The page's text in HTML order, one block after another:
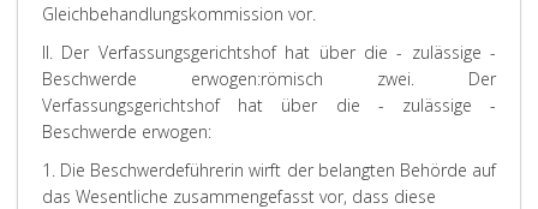
Gleichbehandlungskommission vor.
II. Der Verfassungsgerichtshof hat über die - zulässige -
Beschwerde erwogen:römisch zwei. Der
Verfassungsgerichtshof hat über die - zulässige -
Beschwerde erwogen:
1. Die Beschwerdeführerin wirft der belangten Behörde auf
das Wesentliche zusammengefasst vor, dass diese